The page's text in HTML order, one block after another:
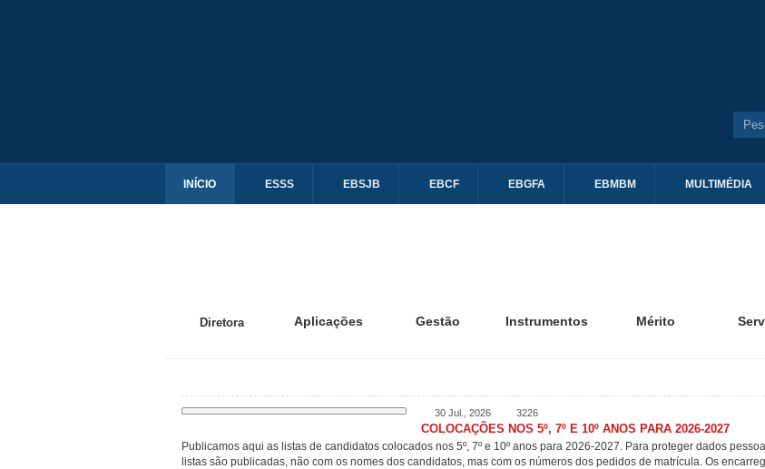
INÍCIO ESSS EBSJB EBCF EBGFA EBMBM MULTIMÉDIA
Diretora Aplicações Gestão Instrumentos Mérito
30 Jul., 2026 3226
COLOCAÇÕES NOS 5º, 7º E 10º ANOS PARA 2026-2027
Publicamos aqui as listas de candidatos colocados nos 5º, 7º e 10º anos para 2026-2027. Para proteger dados
listas são publicadas, não com os nomes dos candidatos, mas com os números dos pedidos de matrícula. Os